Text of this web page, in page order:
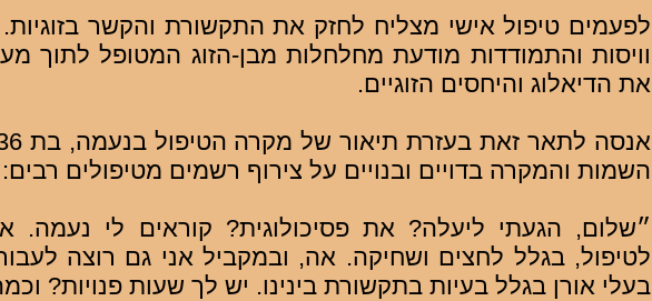
לפעמים טיפול אישי מצליח לחזק את התקשורת והקשר בזוגיות.
וויסות והתמודדות מודעת מחלחלות מבן-הזוג המטופל לתוך
את הדיאלוג והיחסים הזוגיים.
השמות והמקרה בדויים ובנויים על צירוף רשמים מטיפולים רבים:
״שלום, הגעתי ליעלה? את פסיכולוגית? קוראים לי נעמה.
לטיפול, בגלל לחצים ושחיקה. אה, ובמקביל אני גם רוצה
בעלי אורן בגלל בעיות בתקשורת בינינו. יש לך שעות פנויות?